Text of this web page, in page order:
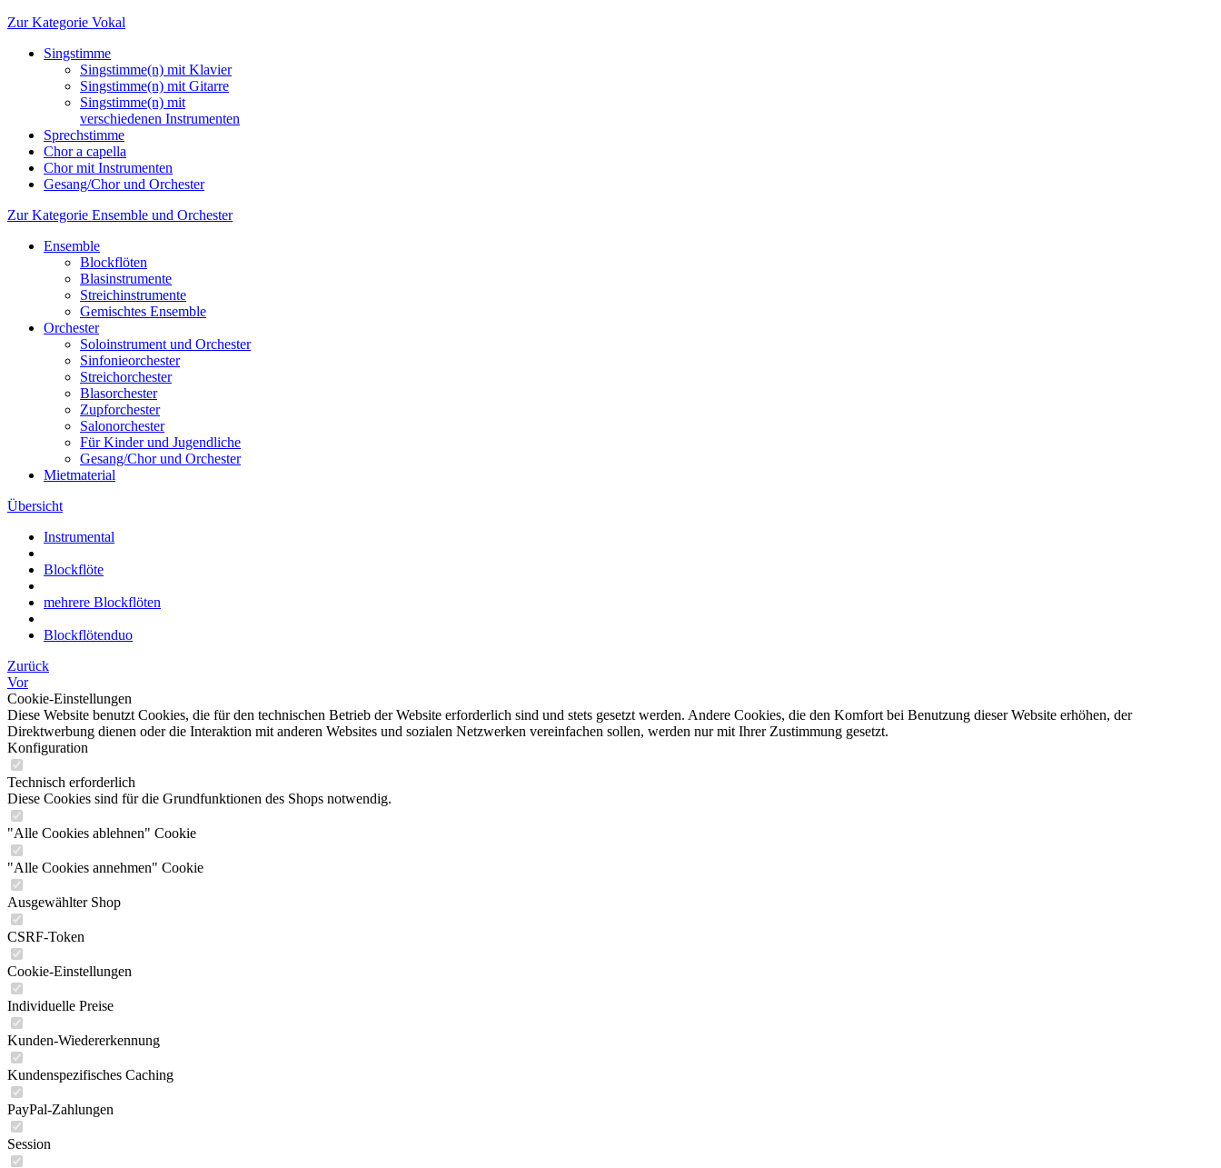
Zur Kategorie Vokal
Singstimme
Singstimme(n) mit Klavier
Singstimme(n) mit Gitarre
Singstimme(n) mit
verschiedenen Instrumenten
Sprechstimme
Chor a capella
Chor mit Instrumenten
Gesang/Chor und Orchester
Zur Kategorie Ensemble und Orchester
Ensemble
Blockflöten
Blasinstrumente
Streichinstrumente
Gemischtes Ensemble
Orchester
Soloinstrument und Orchester
Sinfonieorchester
Streichorchester
Blasorchester
Zupforchester
Salonorchester
Für Kinder und Jugendliche
Gesang/Chor und Orchester
Mietmaterial
Übersicht
Instrumental
Blockflöte
mehrere Blockflöten
Blockflötenduo
Zurück
Vor
Cookie-Einstellungen
Diese Website benutzt Cookies, die für den technischen Betrieb der Website erforderlich sind und stets gesetzt werden. Andere Cookies, die den Komfort bei Benutzung dieser Website erhöhen, der
Direktwerbung dienen oder die Interaktion mit anderen Websites und sozialen Netzwerken vereinfachen sollen, werden nur mit Ihrer Zustimmung gesetzt.
Konfiguration
Technisch erforderlich
Diese Cookies sind für die Grundfunktionen des Shops notwendig.
"Alle Cookies ablehnen" Cookie
"Alle Cookies annehmen" Cookie
Ausgewählter Shop
CSRF-Token
Cookie-Einstellungen
Individuelle Preise
Kunden-Wiedererkennung
Kundenspezifisches Caching
PayPal-Zahlungen
Session